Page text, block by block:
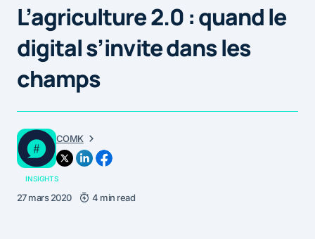
L’agriculture 2.0 : quand le
digital s’invite dans les
champs
COMK
INSIGHTS
27 mars 2020 4 min read